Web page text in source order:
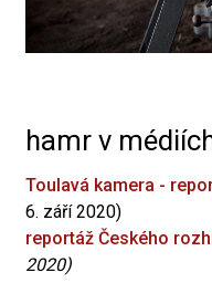
hamr v
Toulavá kamera -
6. září 2020)
reportáž Českého
2020)